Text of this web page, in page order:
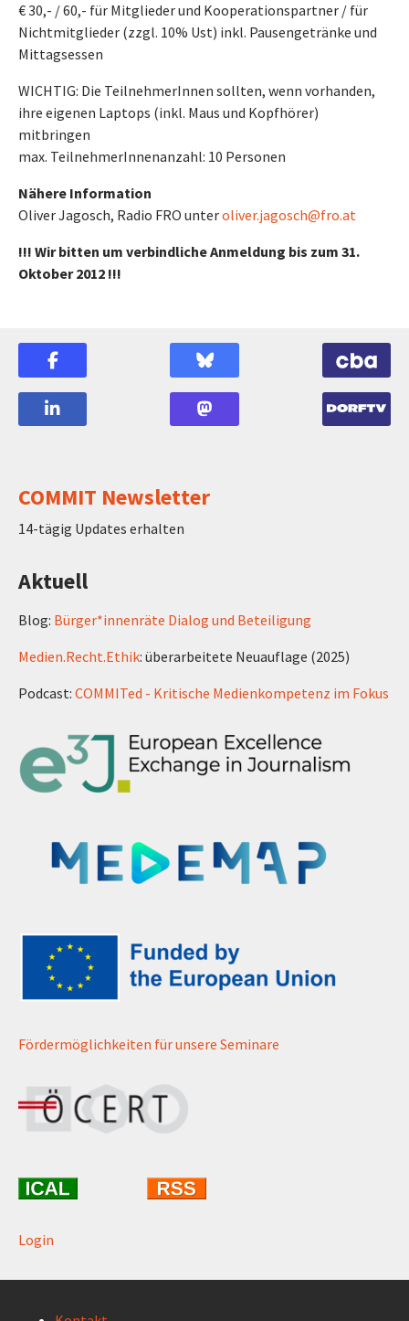
€ 30,- / 60,- für Mitglieder und Kooperationspartner / für
Nichtmitglieder (zzgl. 10% Ust) inkl. Pausengetränke und
Mittagsessen
WICHTIG: Die TeilnehmerInnen sollten, wenn vorhanden,
ihre eigenen Laptops (inkl. Maus und Kopfhörer)
mitbringen
max. TeilnehmerInnenanzahl: 10 Personen
Nähere Information
Oliver Jagosch, Radio FRO unteroliver.jagosch@fro.at
!!! Wir bitten um verbindliche Anmeldung bis zum 31.
Oktober 2012 !!!
COMMIT Newsletter
14-tägig Updates erhalten
Aktuell
Blog: Bürger*innenräte Dialog und Beteiligung
Medien.Recht.Ethik: überarbeitete Neuauflage (2025)
Podcast: COMMITed - Kritische Medienkompetenz im Fokus
Fördermöglichkeiten für unsere Seminare
Login